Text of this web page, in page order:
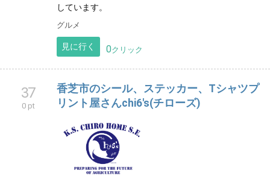
しています。
グルメ
見に行く 0クリック
37
0 pt
香芝市のシール、ステッカー、Tシャツプ
リント屋さんchi6's(チローズ)